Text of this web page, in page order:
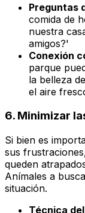
Preguntas
comida de
nuestra
amigos?'
Conexión
parque
la belleza
el aire
6. Minimizar
Si bien es
sus
queden
Anímales a
situación.
Técnica